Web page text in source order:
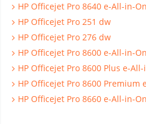
HP Officejet Pro 8640 e-All-in-
HP Officejet Pro 251 dw
HP Officejet Pro 276 dw
HP Officejet Pro 8600 e-All-in-
HP Officejet Pro 8600 Plus e-
HP Officejet Pro 8600 Premium
HP Officejet Pro 8660 e-All-in-